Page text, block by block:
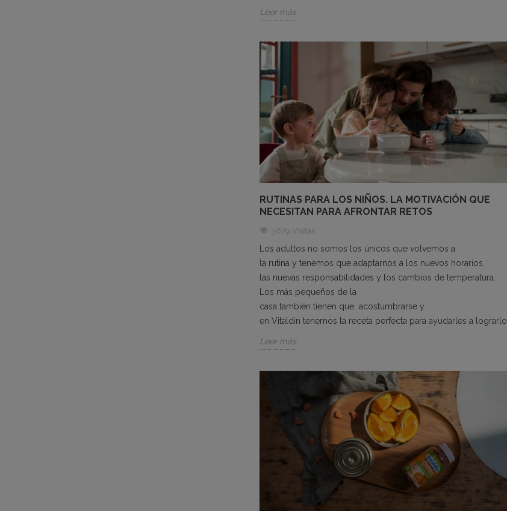
Leer más
RUTINAS PARA LOS NIÑOS. LA MOTIVACIÓN QUE
NECESITAN PARA AFRONTAR RETOS
3679 Visitas
Los adultos no somos los únicos que volvemos a
la rutina y tenemos que adaptarnos a los nuevos horarios,
las nuevas responsabilidades y los cambios de temperatura.
Los más pequeños de la
casa también tienen que acostumbrarse y
en Vitaldin tenemos la receta perfecta para ayudarles a lograrlo.
Leer más